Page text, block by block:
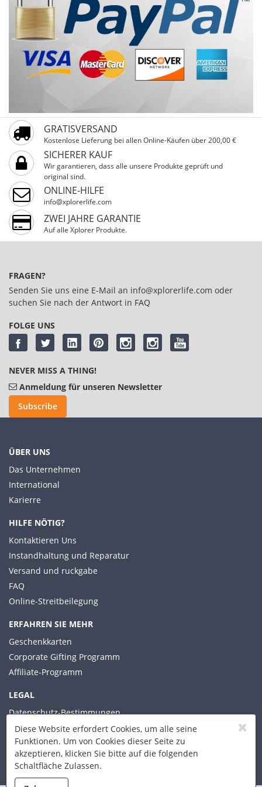
Diese Website erfordert Cookies, um alle seine
Funktionen. Um von Cookies dieser Seite zu
akzeptieren, klicken Sie bitte auf die folgenden
Schaltfläche Zulassen.
GRATISVERSAND
Kostenlose Lieferung bei allen Online-Käufen über 200,00 €
SICHERER KAUF
Wir garantieren, dass alle unsere Produkte geprüft und
original sind.
ONLINE-HILFE
info@xplorerlife.com
ZWEI JAHRE GARANTIE
Auf alle Xplorer Produkte.
FRAGEN?
Senden Sie uns eine E-Mail an info@xplorerlife.com oder
suchen Sie nach der Antwort in FAQ
FOLGE UNS
NEVER MISS A THING!
Anmeldung für unseren Newsletter
Subscribe
ÜBER UNS
Das Unternehmen
International
Karierre
HILFE NÖTIG?
Kontaktieren Uns
Instandhaltung und Reparatur
Versand und ruckgabe
FAQ
Online-Streitbeilegung
ERFAHREN SIE MEHR
Geschenkkarten
Corporate Gifting Programm
Affiliate-Programm
LEGAL
Datenschutz-Bestimmungen
Allgemeine Geschäftsbedingungen